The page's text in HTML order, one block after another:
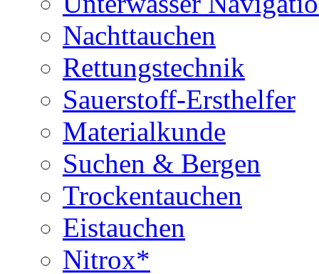
Nachttauchen
Rettungstechnik
Sauerstoff-Ersthelfer
Materialkunde
Suchen & Bergen
Trockentauchen
Eistauchen
Nitrox*